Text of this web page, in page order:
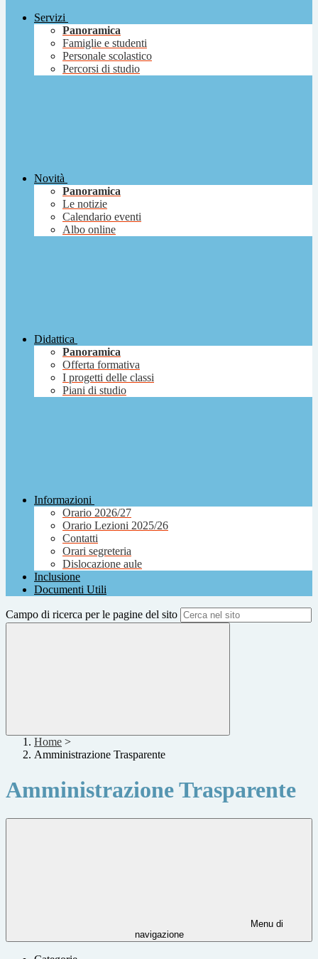
Servizi
Panoramica
Famiglie e studenti
Personale scolastico
Percorsi di studio
Novità
Panoramica
Le notizie
Calendario eventi
Albo online
Didattica
Panoramica
Offerta formativa
I progetti delle classi
Piani di studio
Informazioni
Orario 2026/27
Orario Lezioni 2025/26
Contatti
Orari segreteria
Dislocazione aule
Inclusione
Documenti Utili
Campo di ricerca per le pagine del sito
Home >
Amministrazione Trasparente
Amministrazione Trasparente
Menu di
navigazione